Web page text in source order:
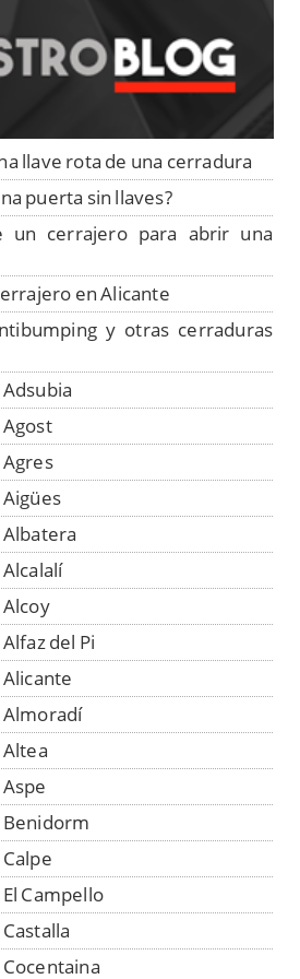
llave rota de una cerradura
puerta sin llaves?
un cerrajero para abrir una
en Alicante
y otras cerraduras
del Pi
Campello